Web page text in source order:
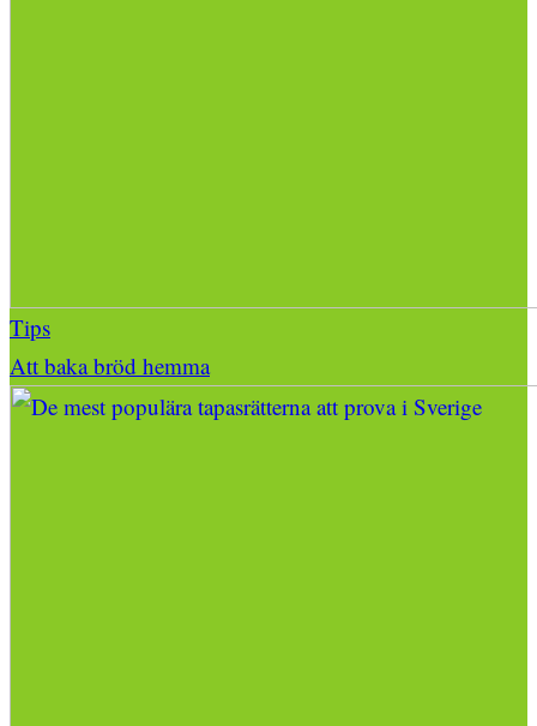
Tips
Att baka bröd hemma